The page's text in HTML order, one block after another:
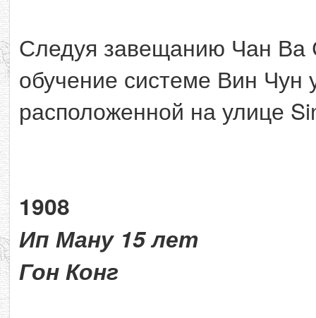
Следуя завещанию Чан Ва
обучение системе Вин Чун
расположенной на улице
1908
Ип Ману 15 лет
Гон Конг